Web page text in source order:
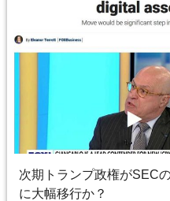
次期トランプ政権がSEC
に大幅移行か？